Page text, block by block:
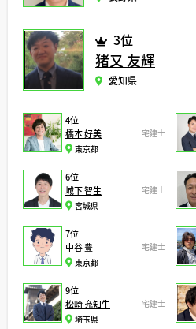
3位
猪又 友輝
愛知県
4位
橋本 好美
宅建士
東京都
6位
城下 智生
宅建士
宮城県
7位
中谷 豊
宅建士
東京都
9位
松崎 充知生
宅建士
埼玉県